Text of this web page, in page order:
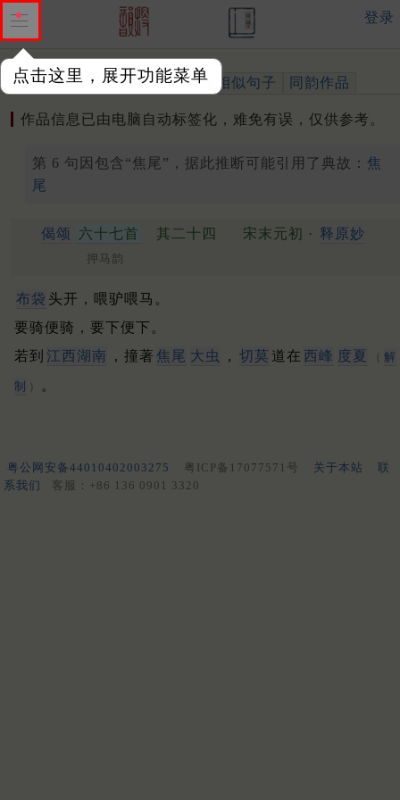
点击这里，展开功能菜单
登录
作品 标注四声 出处、引用 相似句子 同韵作品
作品信息已由电脑自动标签化，难免有误，仅供参考。
第 6 句因包含“焦尾”，据此推断可能引用了典故： 焦
尾
偈颂 六十七首 其二十四 宋末元初 · 释原妙
押马韵
布袋 头开，喂驴喂马。
要骑便骑，要下便下。
若到 江西湖南 ，撞著 焦尾 大虫 ， 切莫 道在 西峰 度夏 （ 解
制 ） 。
粤公网安备44010402003275 粤ICP备17077571号 关于本站
联
系我们
客服：+86 136 0901 3320